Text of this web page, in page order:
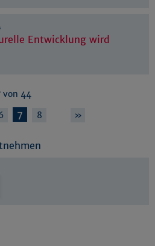
Entwicklung wird
von 44
7 8 »